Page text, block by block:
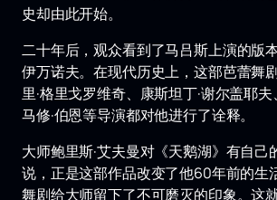
史却由此开始。
二十年后，观众看到了马吕斯上演的版
伊万诺夫。在现代历史上，这部芭蕾舞
里·格里戈罗维奇、康斯坦丁·谢尔盖耶
马修·伯恩等导演都对他进行了诠释。
大师鲍里斯·艾夫曼对《天鹅湖》有自己
说，正是这部作品改变了他60年前的生
舞剧给大师留下了不可磨灭的印象。这